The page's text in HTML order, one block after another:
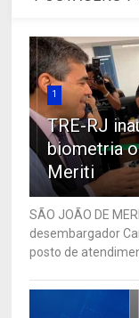
1
TRE-RJ
biometria
Meriti
SÃO JOÃO DE
desembargador
posto de